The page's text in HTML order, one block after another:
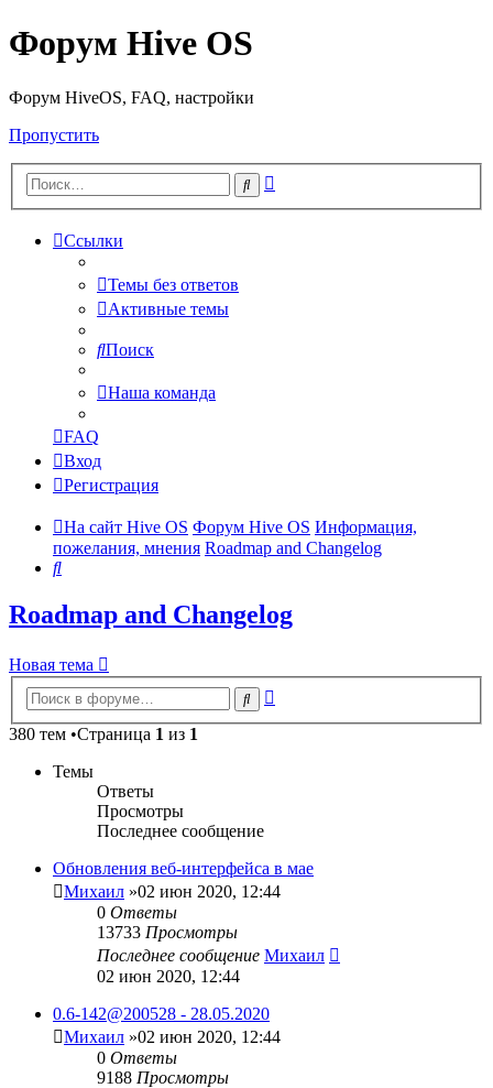
Форум Hive OS
Форум HiveOS, FAQ, настройки
Пропустить
Поиск
Ссылки
Темы без ответов
Активные темы
Поиск
Наша команда
FAQ
Вход
Регистрация
На сайт Hive OS Форум Hive OS Информация,
пожелания, мнения Roadmap and Changelog
Поиск
Roadmap and Changelog
Новая тема
Поиск
380 тем •Страница 1 из 1
Темы
Ответы
Просмотры
Последнее сообщение
Обновления веб-интерфейса в мае
Михаил »02 июн 2020, 12:44
0 Ответы
13733 Просмотры
Последнее сообщение Михаил
02 июн 2020, 12:44
0.6-142@200528 - 28.05.2020
Михаил »02 июн 2020, 12:44
0 Ответы
9188 Просмотры